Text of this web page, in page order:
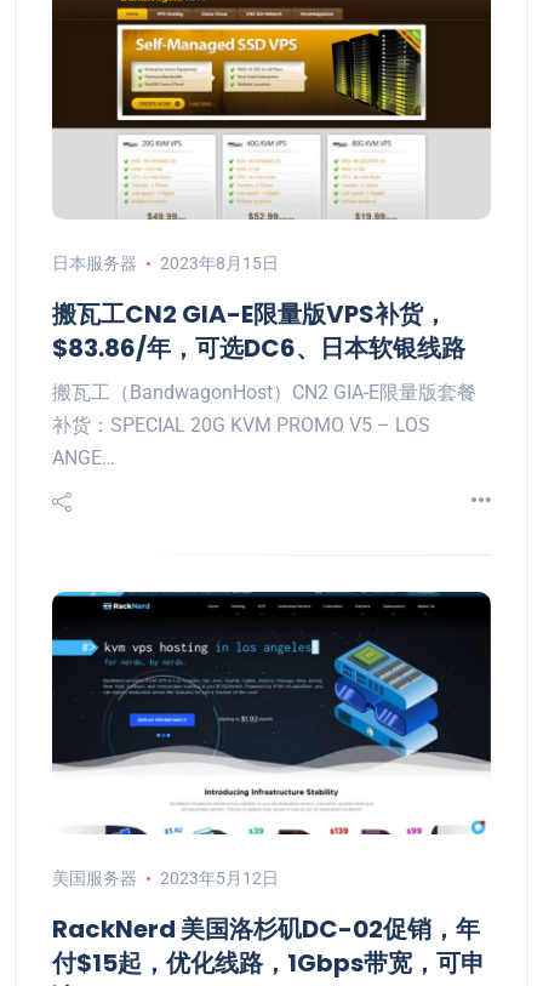
日本服务器 2023年8月15日
搬瓦工CN2 GIA-E限量版VPS补货，
$83.86/年，可选DC6、日本软银线路
搬瓦工（BandwagonHost）CN2 GIA-E限量版套餐
补货：SPECIAL 20G KVM PROMO V5 – LOS
ANGE…
美国服务器 2023年5月12日
RackNerd 美国洛杉矶DC-02促销，年
付$15起，优化线路，1Gbps带宽，可申